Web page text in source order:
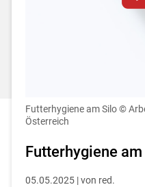
Einstellungen
Futterhygiene am Silo ©
Österreich
Futterhygiene
05.05.2025 | von red.